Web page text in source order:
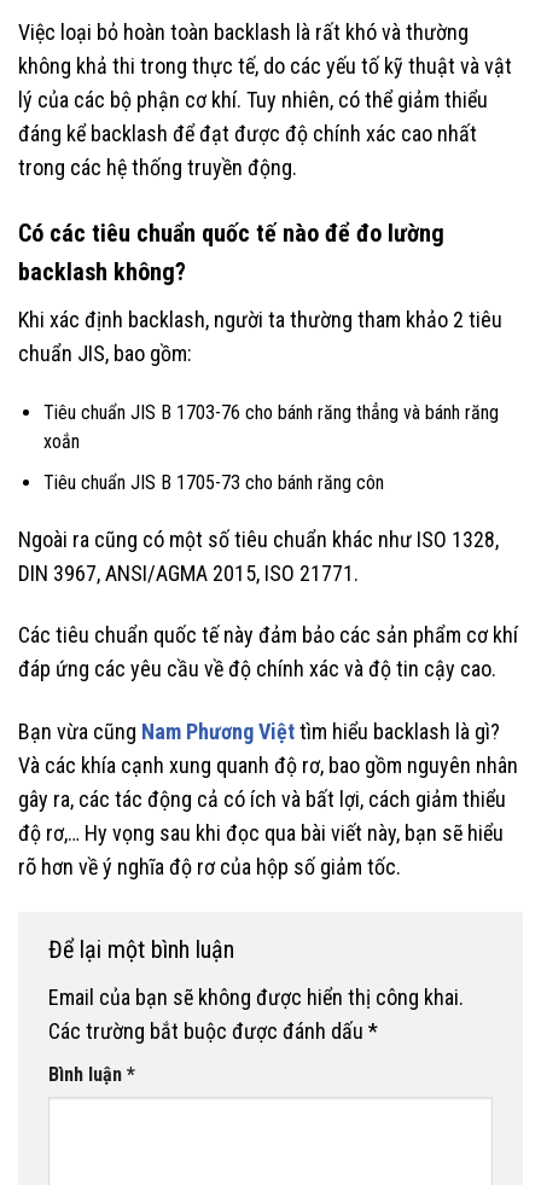
Việc loại bỏ hoàn toàn backlash là rất khó và thường
không khả thi trong thực tế, do các yếu tố kỹ thuật và vật
lý của các bộ phận cơ khí. Tuy nhiên, có thể giảm thiểu
đáng kể backlash để đạt được độ chính xác cao nhất
trong các hệ thống truyền động.
Có các tiêu chuẩn quốc tế nào để đo lường
backlash không?
Khi xác định backlash, người ta thường tham khảo 2 tiêu
chuẩn JIS, bao gồm:
Tiêu chuẩn JIS B 1703-76 cho bánh răng thẳng và bánh răng
xoắn
Tiêu chuẩn JIS B 1705-73 cho bánh răng côn
Ngoài ra cũng có một số tiêu chuẩn khác như ISO 1328,
DIN 3967, ANSI/AGMA 2015, ISO 21771.
Các tiêu chuẩn quốc tế này đảm bảo các sản phẩm cơ khí
đáp ứng các yêu cầu về độ chính xác và độ tin cậy cao.
Bạn vừa cũng Nam Phương Việttìm hiểu backlash là gì?
Và các khía cạnh xung quanh độ rơ, bao gồm nguyên nhân
gây ra, các tác động cả có ích và bất lợi, cách giảm thiểu
độ rơ,… Hy vọng sau khi đọc qua bài viết này, bạn sẽ hiểu
rõ hơn về ý nghĩa độ rơ của hộp số giảm tốc.
Để lại một bình luận
Email của bạn sẽ không được hiển thị công khai.
Các trường bắt buộc được đánh dấu *
Bình luận *